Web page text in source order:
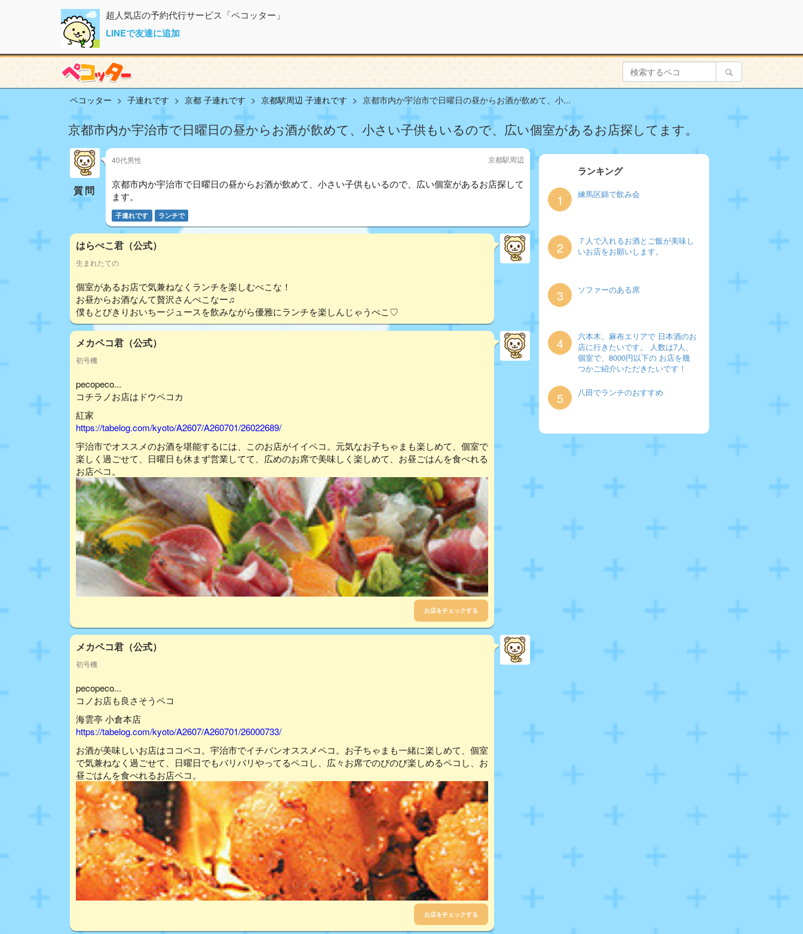
超人気店の予約代行サービス「ペコッター」
LINEで友達に追加
ペコッター 子連れです 京都 子連れです 京都駅周辺 子連れです 京都市内か宇治市で日曜日の昼からお酒が飲めて、小...
京都市内か宇治市で日曜日の昼からお酒が飲めて、小さい子供もいるので、広い個室があるお店探してます。
質問
40代男性 京都駅周辺
京都市内か宇治市で日曜日の昼からお酒が飲めて、小さい子供もいるので、広い個室があるお店探して
ます。
子連れです ランチで
はらぺこ君（公式）
生まれたての
個室があるお店で気兼ねなくランチを楽しむぺこな！
お昼からお酒なんて贅沢さんぺこなー♫
僕もとびきりおいちージュースを飲みながら優雅にランチを楽しんじゃうぺこ♡
メカペコ君（公式）
初号機
pecopeco...
コチラノお店はドウペコカ
紅家
https://tabelog.com/kyoto/A2607/A260701/26022689/
宇治市でオススメのお酒を堪能するには、このお店がイイペコ。元気なお子ちゃまも楽しめて、個室で
楽しく過ごせて、日曜日も休まず営業してて、広めのお席で美味しく楽しめて、お昼ごはんを食べれる
お店ペコ。
お店をチェックする
メカペコ君（公式）
初号機
pecopeco...
コノお店も良さそうペコ
海雲亭 小倉本店
https://tabelog.com/kyoto/A2607/A260701/26000733/
お酒が美味しいお店はココペコ。宇治市でイチバンオススメペコ。お子ちゃまも一緒に楽しめて、個室
で気兼ねなく過ごせて、日曜日でもバリバリやってるペコし、広々お席でのびのび楽しめるペコし、お
昼ごはんを食べれるお店ペコ。
お店をチェックする
ランキング
1 練馬区錦で飲み会
2
７人で入れるお酒とご飯が美味し
いお店をお願いします。
3 ソファーのある席
4
六本木、麻布エリアで 日本酒のお
店に行きたいです。 人数は7人、
個室で、8000円以下の お店を幾
つかご紹介いただきたいです！
5 八田でランチのおすすめ